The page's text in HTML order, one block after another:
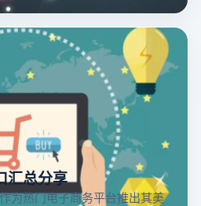
汇总分享
为热门电子商务平台推出其美